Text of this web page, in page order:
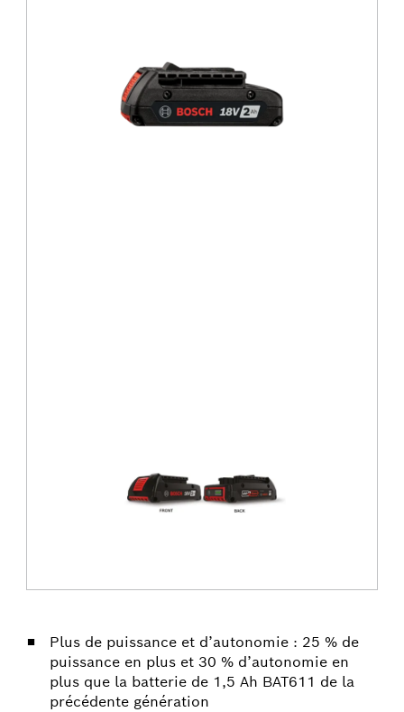
Plus de puissance et d’autonomie : 25 % de
puissance en plus et 30 % d’autonomie en
plus que la batterie de 1,5 Ah BAT611 de la
précédente génération